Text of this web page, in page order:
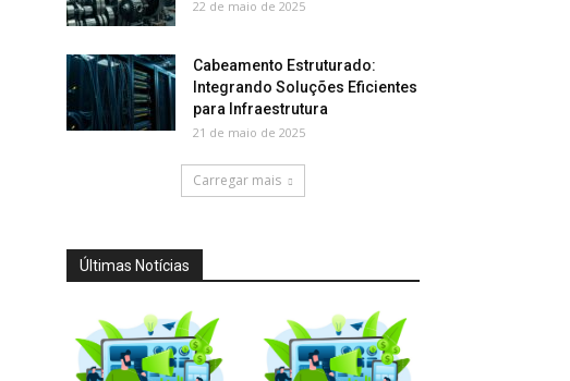
22 de maio de 2025
Cabeamento Estruturado:
Integrando Soluções Eficientes
para Infraestrutura
21 de maio de 2025
Carregar mais
Últimas Notícias